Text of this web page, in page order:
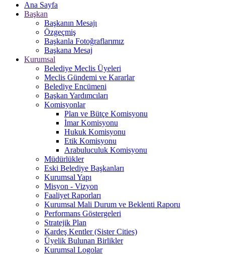
Ana Sayfa
Başkan
Başkanın Mesajı
Özgeçmiş
Başkanla Fotoğraflarımız
Başkana Mesaj
Kurumsal
Belediye Meclis Üyeleri
Meclis Gündemi ve Kararlar
Belediye Encümeni
Başkan Yardımcıları
Komisyonlar
Plan ve Bütçe Komisyonu
İmar Komisyonu
Hukuk Komisyonu
Etik Komisyonu
Arabuluculuk Komisyonu
Müdürlükler
Eski Belediye Başkanları
Kurumsal Yapı
Misyon - Vizyon
Faaliyet Raporları
Kurumsal Mali Durum ve Beklenti Raporu
Performans Göstergeleri
Stratejik Plan
Kardeş Kentler (Sister Cities)
Üyelik Bulunan Birlikler
Kurumsal Logolar